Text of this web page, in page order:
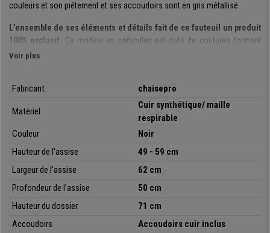
couleurs et son piétement et ses accoudoirs sont en gris métallisé.
L’ensemble de ses éléments et détails fait de ce fauteuil un produit
100% exclusif . Ce modèle en particulier est doté de coutures formant
des lignes élégantes, caractéristiques des sièges de voiture haut de
Il est doté d’un revêtement en cuir synthétique et en tissu
respirable, qui sont des matériaux très résistants et facile
d’entretien.
Vous pourrez passer des heures sur cette chaise puisque
les zones intérieures en tissu ont une ventilation optimale.
Son rembourrage est épais et les formes de l’assise et du dossier
course, il vous enveloppera et apportera un excellent soutien de votre
corps, il s’agit en effet d’un siège très commode et vous pourrez adopter
Le fauteuil est doté d’un mécanisme d’inclinaison basculant
Voir plus
Fabricant chaisepro
Matériel
Cuir synthétique/ maille
respirable
Couleur
Noir
Hauteur de l'assise
49 - 59 cm
Largeur de l'assise
62 cm
Profondeur de l'assise
50 cm
Hauteur du dossier
71 cm
Accoudoirs
Accoudoirs cuir inclus